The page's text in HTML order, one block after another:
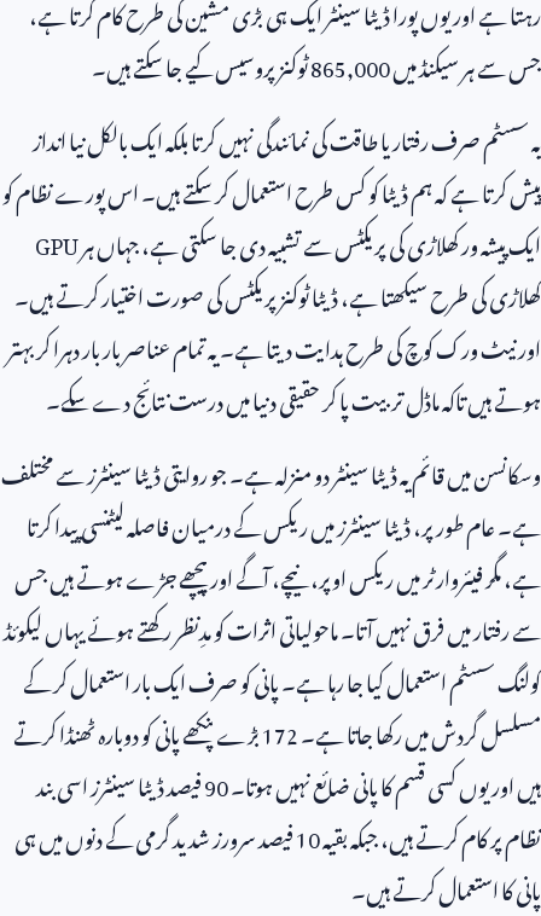
رہتا ہے اور یوں پورا ڈیٹا سینٹر ایک ہی بڑی مشین کی طرح کام کرتا ہے،
جس سے ہر سیکنڈ میں865,000ٹوکنز پروسیس کیے جا سکتے ہیں۔
یہ سسٹم صرف رفتار یا طاقت کی نمائندگی نہیں کرتا بلکہ ایک بالکل نیا انداز
پیش کرتا ہے کہ ہم ڈیٹا کو کس طرح استعمال کر سکتے ہیں۔ اس پورے نظام کو
ایک پیشہ ور کھلاڑی کی پریکٹس سے تشبیہ دی جا سکتی ہے، جہاں ہرGPU
کھلاڑی کی طرح سیکھتا ہے، ڈیٹا ٹوکنز پریکٹس کی صورت اختیار کرتے ہیں۔
اور نیٹ ورک کوچ کی طرح ہدایت دیتا ہے۔ یہ تمام عناصر بار بار دہرا کر بہتر
ہوتے ہیں تاکہ ماڈل تربیت پا کر حقیقی دنیا میں درست نتائج دے سکے۔
وسکانسن میں قائم یہ ڈیٹا سینٹر دو منزلہ ہے۔ جو روایتی ڈیٹا سینٹرز سے مختلف
ہے۔ عام طور پر، ڈیٹا سینٹرز میں ریکس کے درمیان فاصلہ لیٹنسی پیدا کرتا
ہے، مگر فیئروارٹر میں ریکس اوپر، نیچے، آگے اور پیچھے جڑے ہوتے ہیں جس
سے رفتار میں فرق نہیں آتا۔ ماحولیاتی اثرات کو مدِنظر رکھتے ہوئے یہاں لیکوئڈ
کولنگ سسٹم استعمال کیا جا رہا ہے۔ پانی کو صرف ایک بار استعمال کر کے
مسلسل گردش میں رکھا جاتا ہے۔172بڑے پنکھے پانی کو دوبارہ ٹھنڈا کرتے
ہیں اور یوں کسی قسم کا پانی ضائع نہیں ہوتا۔90فیصد ڈیٹا سینٹرز اسی بند
نظام پر کام کرتے ہیں، جبکہ بقیہ10فیصد سرورز شدید گرمی کے دنوں میں ہی
پانی کا استعمال کرتے ہیں۔